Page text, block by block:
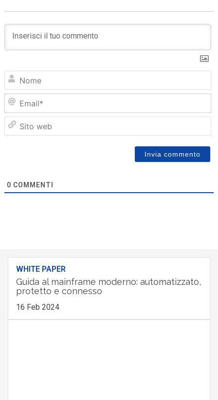
0 COMMENTI
WHITE PAPER
Guida al mainframe moderno: automatizzato,
protetto e connesso
16 Feb 2024